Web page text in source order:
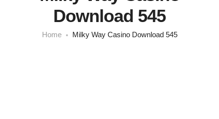
Download 545
Home Milky Way Casino Download 545